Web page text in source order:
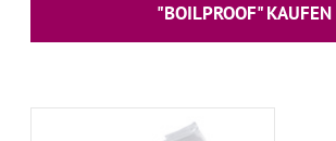
"BOILPROOF" KAUFEN